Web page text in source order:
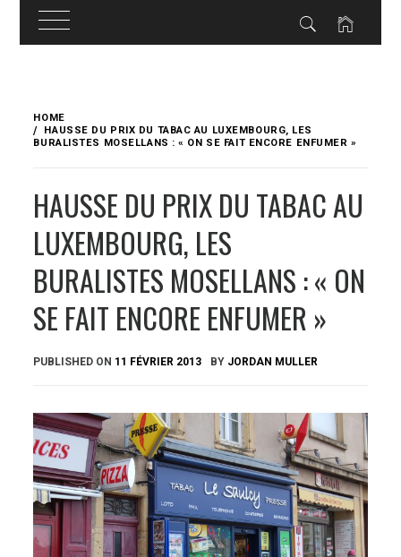
content
HOME
HAUSSE DU PRIX DU TABAC AU LUXEMBOURG, LES
BURALISTES MOSELLANS : « ON SE FAIT ENCORE ENFUMER »
HAUSSE DU PRIX DU TABAC AU
LUXEMBOURG, LES
BURALISTES MOSELLANS : « ON
SE FAIT ENCORE ENFUMER »
PUBLISHED ON 11 FÉVRIER 2013 BY JORDAN MULLER